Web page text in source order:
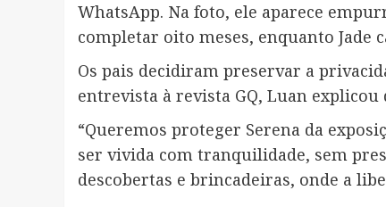
WhatsApp. Na foto, ele aparece
completar oito meses, enquanto Jade
Os pais decidiram preservar a
entrevista à revista GQ, Luan
“Queremos proteger Serena da
ser vivida com tranquilidade, sem
descobertas e brincadeiras, onde a